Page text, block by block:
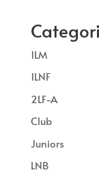
1LM
1LNF
2LF-A
Club
Juniors
LNB